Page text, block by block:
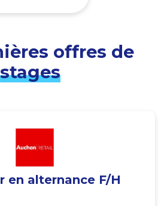
offres de
stages
en alternance F/H